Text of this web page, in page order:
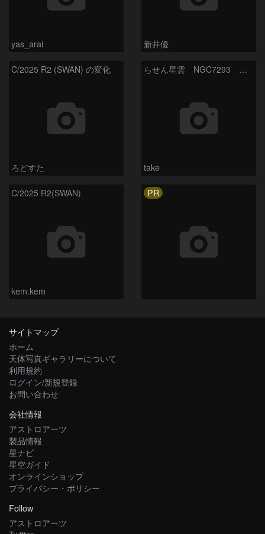
yas_arai 新井優
C/2025 R2 (SWAN) の変化
ろどすた
らせん星雲 NGC7293 みずがめ座
take
C/2025 R2(SWAN)
kem.kem
PR
サイトマップ
ホーム
天体写真ギャラリーについて
利用規約
ログイン/新規登録
お問い合わせ
会社情報
アストロアーツ
製品情報
星ナビ
星空ガイド
オンラインショップ
プライバシー・ポリシー
Follow
アストロアーツ